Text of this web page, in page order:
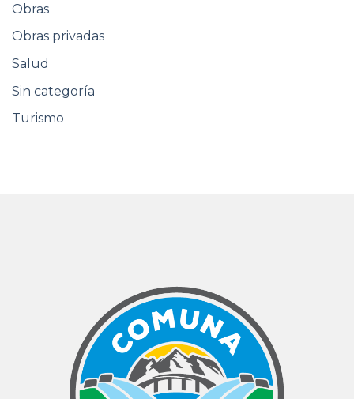
Obras
Obras privadas
Salud
Sin categoría
Turismo